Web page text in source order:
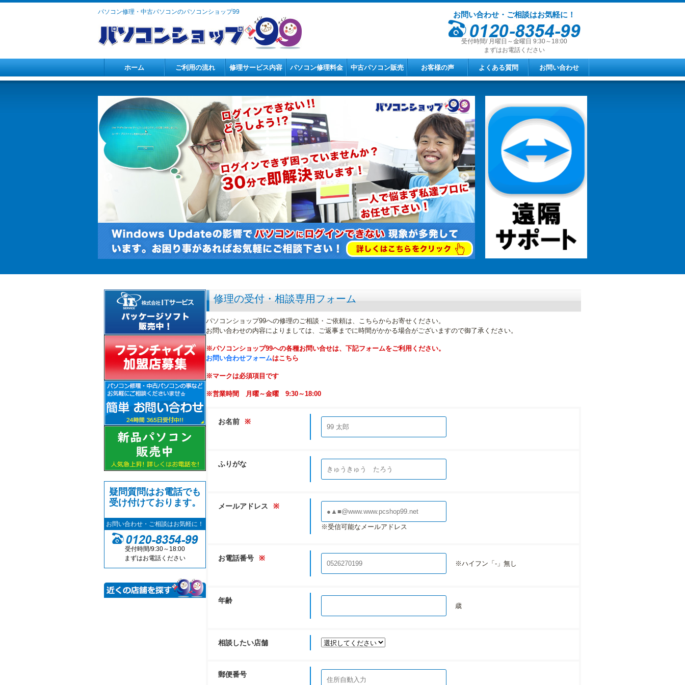
パソコン修理・中古パソコンのパソコンショップ99 お問い合わせ・ご相談はお気軽に！
受付時間/ 月曜日～金曜日 9:30～18:00
まずはお電話ください
ホーム ご利用の流れ 修理サービス内容 パソコン修理料金 中古パソコン販売 お客様の声 よくある質問 お問い合わせ
修理の受付・相談専用フォーム
パソコンショップ99への修理のご相談・ご依頼は、こちらからお寄せください。
お問い合わせの内容によりましては、ご返事までに時間がかかる場合がございますので御了承ください。
※パソコンショップ99への各種お問い合せは、下記フォームをご利用ください。
お問い合わせフォームはこちら
※マークは必須項目です
※営業時間 月曜～金曜 9:30～18:00
お名前 ※
ふりがな
メールアドレス ※
※受信可能なメールアドレス
お電話番号 ※
※ハイフン「-」無し
年齢
歳
相談したい店舗
郵便番号
疑問質問はお電話でも
受け付けております。
お問い合わせ・ご相談はお気軽に！
受付時間/9:30～18:00
まずはお電話ください